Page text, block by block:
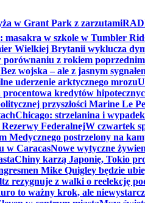
w Grant Park z zarzutami
masakra w szkole w Tumbler
Wielkiej Brytanii wyklucza
porównaniu z rokiem
wojska – ale z jasnym
uderzenie arktycznego mrozu
procentowa kredytów
przyszłości Marine Le
Chicago: strzelanina i
Rezerwy FederalnejW czwartek
Medycznego postrzelony na
w CaracasNowe wytyczne
Chiny karzą Japonię, Tokio
Mike Quigley będzie
rezygnuje z walki o reelekcję
to ważny krok, ale